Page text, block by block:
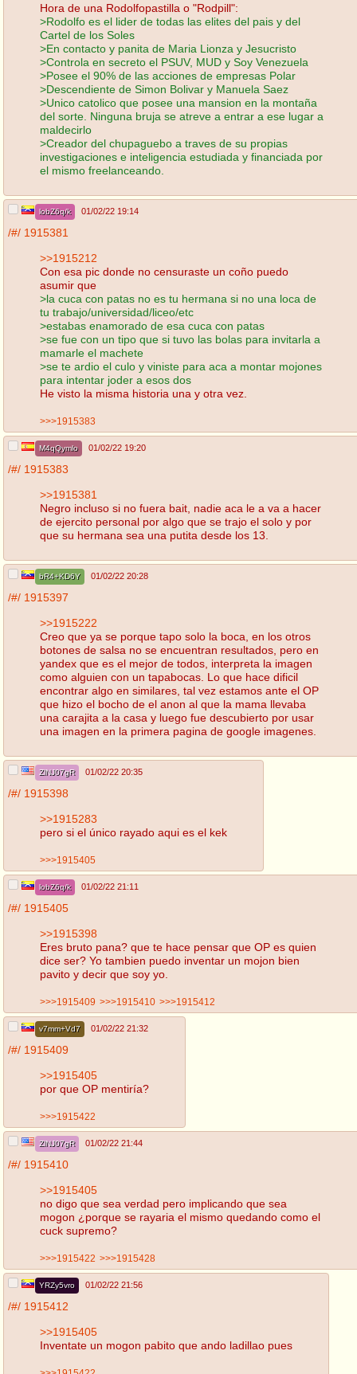
Hora de una Rodolfopastilla o "Rodpill":
>Rodolfo es el lider de todas las elites del pais y del
Cartel de los Soles
>En contacto y panita de Maria Lionza y Jesucristo
>Controla en secreto el PSUV, MUD y Soy Venezuela
>Posee el 90% de las acciones de empresas Polar
>Descendiente de Simon Bolivar y Manuela Saez
>Unico catolico que posee una mansion en la montaña
del sorte. Ninguna bruja se atreve a entrar a ese lugar a
maldecirlo
>Creador del chupaguebo a traves de su propias
investigaciones e inteligencia estudiada y financiada por
el mismo freelanceando.
lobZ6q/k 01/02/22 19:14
/#/ 1915381
>>1915212
Con esa pic donde no censuraste un coño puedo
asumir que
>la cuca con patas no es tu hermana si no una loca de
tu trabajo/universidad/liceo/etc
>estabas enamorado de esa cuca con patas
>se fue con un tipo que si tuvo las bolas para invitarla a
mamarle el machete
>se te ardio el culo y viniste para aca a montar mojones
para intentar joder a esos dos
He visto la misma historia una y otra vez.
>>>1915383
M4qQymlo 01/02/22 19:20
/#/ 1915383
>>1915381
Negro incluso si no fuera bait, nadie aca le a va a hacer
de ejercito personal por algo que se trajo el solo y por
que su hermana sea una putita desde los 13.
bR4+KD6Y 01/02/22 20:28
/#/ 1915397
>>1915222
Creo que ya se porque tapo solo la boca, en los otros
botones de salsa no se encuentran resultados, pero en
yandex que es el mejor de todos, interpreta la imagen
como alguien con un tapabocas. Lo que hace dificil
encontrar algo en similares, tal vez estamos ante el OP
que hizo el bocho de el anon al que la mama llevaba
una carajita a la casa y luego fue descubierto por usar
una imagen en la primera pagina de google imagenes.
ZlNJ07gR 01/02/22 20:35
/#/ 1915398
>>1915283
pero si el único rayado aqui es el kek
>>>1915405
lobZ6q/k 01/02/22 21:11
/#/ 1915405
>>1915398
Eres bruto pana? que te hace pensar que OP es quien
dice ser? Yo tambien puedo inventar un mojon bien
pavito y decir que soy yo.
>>>1915409 >>>1915410 >>>1915412
v7mm+Vd7 01/02/22 21:32
/#/ 1915409
>>1915405
por que OP mentiría?
>>>1915422
ZlNJ07gR 01/02/22 21:44
/#/ 1915410
>>1915405
no digo que sea verdad pero implicando que sea
mogon ¿porque se rayaria el mismo quedando como el
cuck supremo?
>>>1915422 >>>1915428
YRZy5vro 01/02/22 21:56
/#/ 1915412
>>1915405
Inventate un mogon pabito que ando ladillao pues